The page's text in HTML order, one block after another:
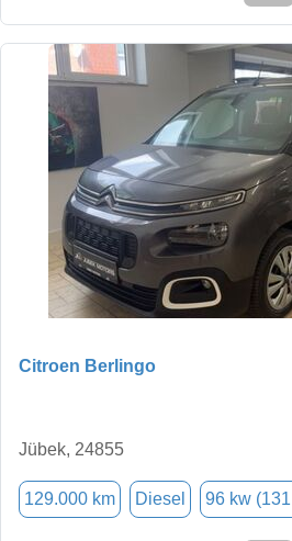
Citroen Berlingo
Jübek, 24855
129.000 km Diesel 96 kw